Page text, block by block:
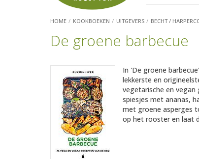
HOME KOOKBOEKEN UITGEVERS BECHT /
De groene barbecue
In 'De groene
lekkerste en
vegetarische en vegan
spiesjes met ananas,
met groene asperges
op het rooster en laat